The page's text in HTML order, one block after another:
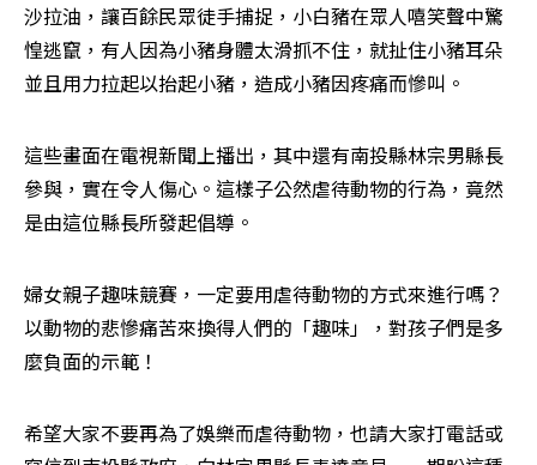
沙拉油，讓百餘民眾徒手捕捉，小白豬在眾人嘻笑聲中驚
惶逃竄，有人因為小豬身體太滑抓不住，就扯住小豬耳朵
並且用力拉起以抬起小豬，造成小豬因疼痛而慘叫。
這些畫面在電視新聞上播出，其中還有南投縣林宗男縣長
參與，實在令人傷心。這樣子公然虐待動物的行為，竟然
是由這位縣長所發起倡導。
婦女親子趣味競賽，一定要用虐待動物的方式來進行嗎？
以動物的悲慘痛苦來換得人們的「趣味」，對孩子們是多
麼負面的示範！
希望大家不要再為了娛樂而虐待動物，也請大家打電話或